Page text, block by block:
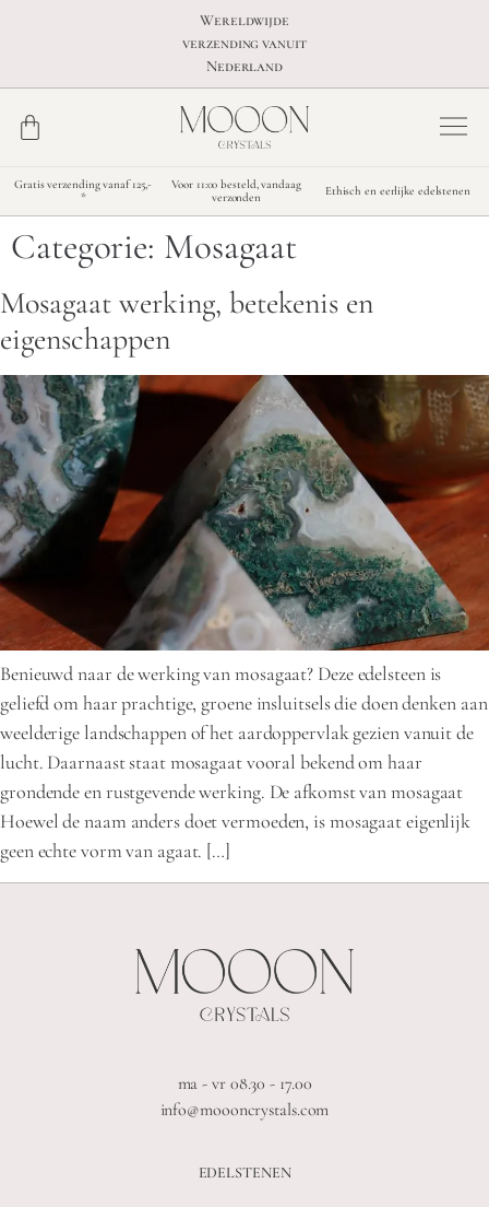
Wereldwijde
verzending vanuit
Nederland
Gratis verzending vanaf 125,-
*
Voor 11:00 besteld, vandaag
verzonden
Ethisch en eerlijke edelstenen
Categorie: Mosagaat
Mosagaat werking, betekenis en
eigenschappen
Benieuwd naar de werking van mosagaat? Deze edelsteen is
geliefd om haar prachtige, groene insluitsels die doen denken aan
weelderige landschappen of het aardoppervlak gezien vanuit de
lucht. Daarnaast staat mosagaat vooral bekend om haar
grondende en rustgevende werking. De afkomst van mosagaat
Hoewel de naam anders doet vermoeden, is mosagaat eigenlijk
geen echte vorm van agaat. […]
ma - vr 08.30 - 17.00
info@moooncrystals.com
EDELSTENEN